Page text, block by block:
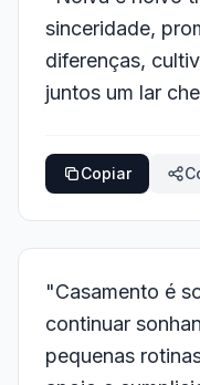
sinceridade,
diferenças,
juntos um lar
Copiar
"Casamento é
continuar
pequenas